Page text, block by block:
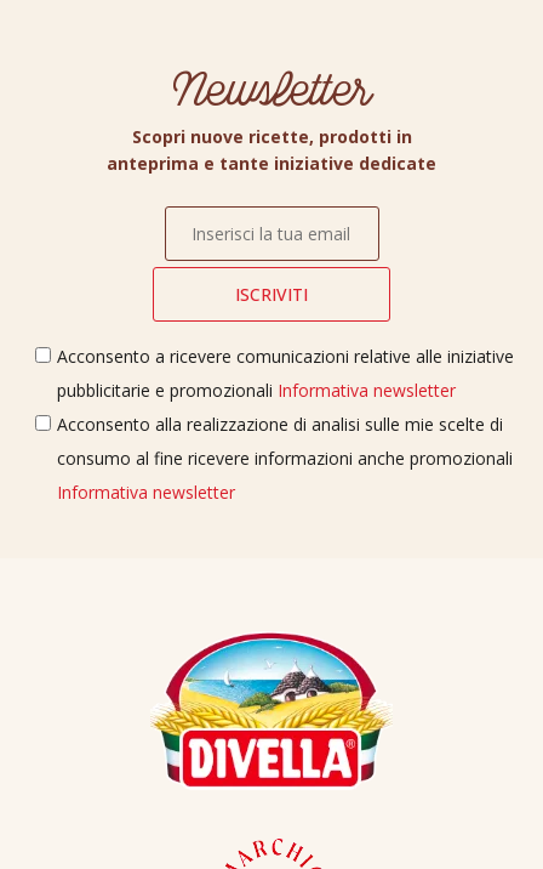
Newsletter
Scopri nuove ricette, prodotti in
anteprima e tante iniziative dedicate
Acconsento a ricevere comunicazioni relative alle iniziative
pubblicitarie e promozionali Informativa newsletter
Acconsento alla realizzazione di analisi sulle mie scelte di
consumo al fine ricevere informazioni anche promozionali
Informativa newsletter